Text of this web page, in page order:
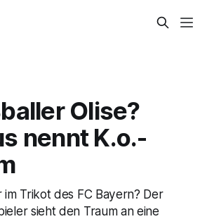
Olise?
nennt K.o.-
im Trikot des FC Bayern? Der
sieht den Traum an eine